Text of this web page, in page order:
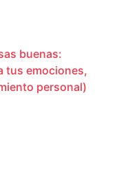
buenas:
tus emociones,
personal)